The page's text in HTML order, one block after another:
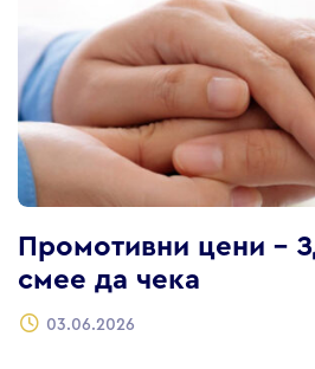
Промотивни цени –
смее да чека
03.06.2026